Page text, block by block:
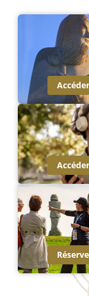
Accéder
Accéder